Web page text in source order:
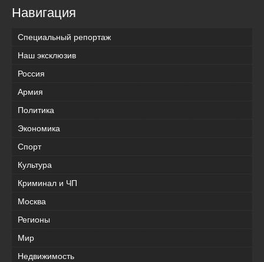
Навигация
Специальный репортаж
Наш эксклюзив
Россия
Армия
Политика
Экономика
Спорт
Культура
Криминал и ЧП
Москва
Регионы
Мир
Недвижимость